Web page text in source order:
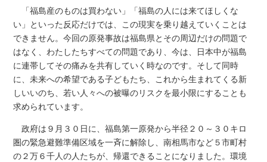
「福島産のものは買わない」「福島の人には来てほしくな
い」といった反応だけでは、この現実を乗り越えていくことは
できません。今回の原発事故は福島県とその周辺だけの問題で
はなく、わたしたちすべての問題であり、今は、日本中が福島
に連帯してその痛みを共有していく時なのです。そして同時
に、未来への希望である子どもたち、これから生まれてくる新
しいいのち、若い人々への被曝のリスクを最小限にすることも
求められています。
政府は９月３０日に、福島第一原発から半径２０～３０キロ
圏の緊急避難準備区域を一斉に解除し、南相馬市など５市町村
の２万６千人の人たちが、帰還できることになりました。環境